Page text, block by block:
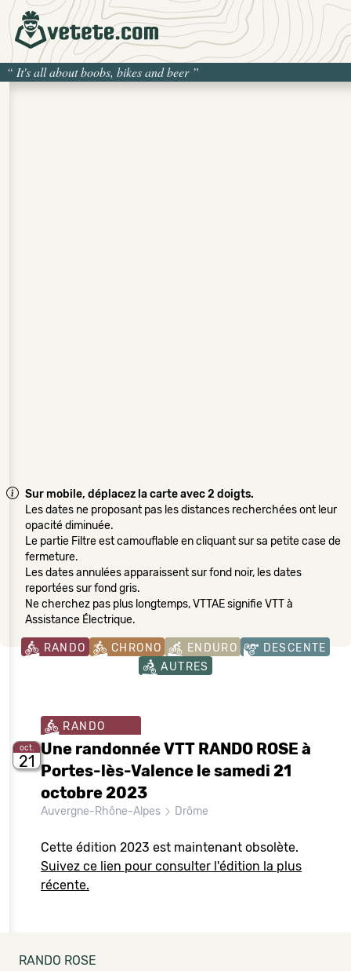
“ It's all about boobs, bikes and beer”
Sur mobile, déplacez la carte avec 2 doigts.
Les dates ne proposant pas les distances recherchées ont leur
opacité diminuée.
Le partie Filtre est camouflable en cliquant sur sa petite case de
fermeture.
Les dates annulées apparaissent sur fond noir, les dates
reportées sur fond gris.
Ne cherchez pas plus longtemps, VTTAE signifie VTT à
Assistance Électrique.
RANDO CHRONO ENDURO
DESCENTE
AUTRES
oct.
21
RANDO
Une randonnée VTT RANDO ROSE à
Portes-lès-Valence le samedi 21
octobre 2023
Auvergne-Rhône-Alpes Drôme
Cette édition 2023 est maintenant obsolète.
Suivez ce lien pour consulter l'édition la plus
récente.
RANDO ROSE